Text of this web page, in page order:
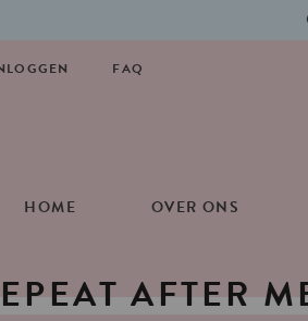
FAQ
HOME OVER ONS
AFTER